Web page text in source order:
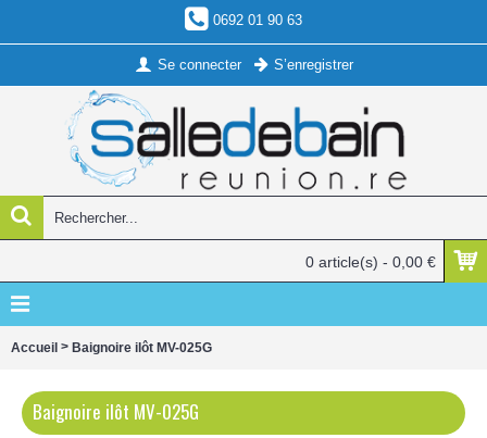
0692 01 90 63
Se connecter S’enregistrer
0 article(s) - 0,00 €
Accueil > Baignoire ilôt MV-025G
Baignoire ilôt MV-025G